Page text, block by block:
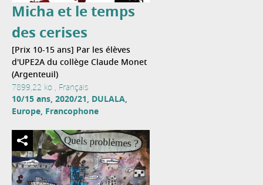
Micha et le temps
des cerises
[Prix 10-15 ans] Par les élèves
d'UPE2A du collège Claude Monet
(Argenteuil)
7899,22 ko , Français
10/15 ans, 2020/21, DULALA,
Europe, Francophone